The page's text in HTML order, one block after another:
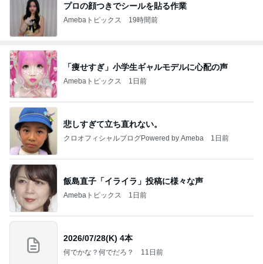
プロの顔つきでシールを貼る作業
Amebaトピックス 19時間前
「痩せすぎ」小学生ギャルモデルに心配の声
Amebaトピックス 1日前
悲しすぎて立ち直れない。
クロオフィシャルブログPowered by Ameba 1日前
飯島直子「イライラ」投稿に様々な声
Amebaトピックス 1日前
2026/07/28(K) 4本
何でかな？何でだろ？ 11日前